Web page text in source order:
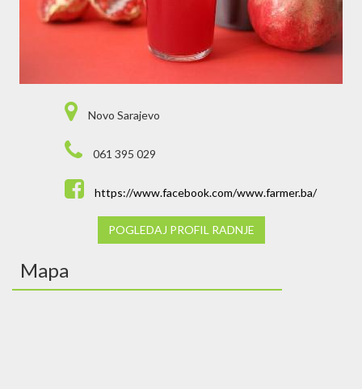
Novo Sarajevo
061 395 029
https://www.facebook.com/www.farmer.ba/
POGLEDAJ PROFIL RADNJE
Mapa